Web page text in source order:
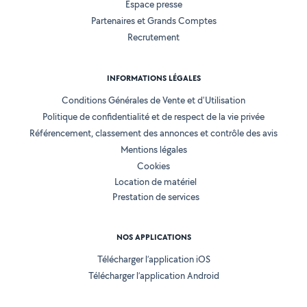
Espace presse
Partenaires et Grands Comptes
Recrutement
INFORMATIONS LÉGALES
Conditions Générales de Vente et d'Utilisation
Politique de confidentialité et de respect de la vie privée
Référencement, classement des annonces et contrôle des avis
Mentions légales
Cookies
Location de matériel
Prestation de services
NOS APPLICATIONS
Télécharger l’application iOS
Télécharger l’application Android